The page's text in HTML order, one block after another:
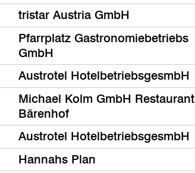
tristar Austria GmbH
Pfarrplatz Gastronomiebetriebs
GmbH
Austrotel HotelbetriebsgesmbH
Michael Kolm GmbH Restaurant
Bärenhof
Austrotel HotelbetriebsgesmbH
Hannahs Plan